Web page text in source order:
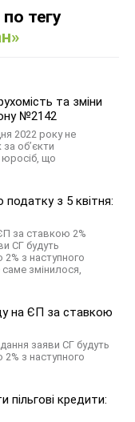
по тегу
та зміни
№2142
2022 року не
об’єкти
юросіб, що
з 5 квітня:
за ставкою 2%
СГ будуть
з наступного
змінилося,
на ЄП за ставкою
заяви СГ будуть
з наступного
пільгові кредити: